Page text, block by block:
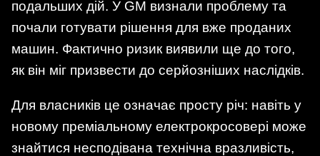
подальших дій. У GM визнали проблему та
почали готувати рішення для вже проданих
машин. Фактично ризик виявили ще до того,
як він міг призвести до серйозніших наслідків.
Для власників це означає просту річ: навіть у
новому преміальному електрокросовері може
знайтися несподівана технічна вразливість,